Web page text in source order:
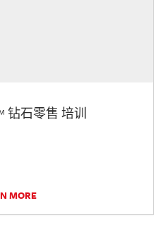
钻石零售 培训
MORE